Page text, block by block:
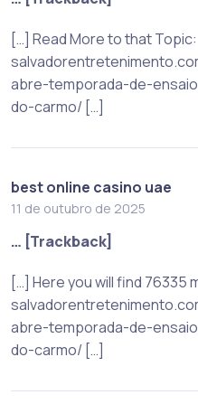
[…] Read More to that Topic:
abre-temporada-de-
do-carmo/ […]
best online casino uae
11 de outubro de 2025
… [Trackback]
[…] Here you will find 76335
abre-temporada-de-
do-carmo/ […]